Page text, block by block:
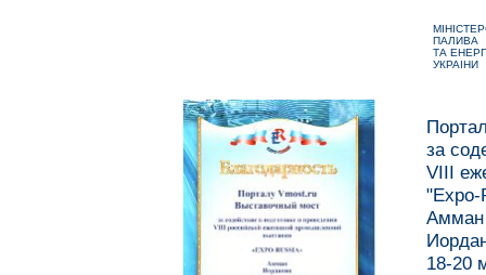
ПАЛИВА
ТА
УКРАIНИ
за
VIII
"Expo-
Амман
18-20